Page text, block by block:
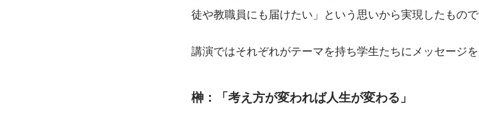
徒や教職員にも届けたい」という思いから実現したもので
講演ではそれぞれがテーマを持ち学生たちにメッセージを
榊 ：「考え方が変われば人生が変わる」